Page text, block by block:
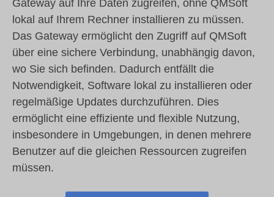
Gateway auf Ihre Daten zugreifen, ohne QMSoft
lokal auf Ihrem Rechner installieren zu müssen.
Das Gateway ermöglicht den Zugriff auf QMSoft
über eine sichere Verbindung, unabhängig davon,
wo Sie sich befinden. Dadurch entfällt die
Notwendigkeit, Software lokal zu installieren oder
regelmäßige Updates durchzuführen. Dies
ermöglicht eine effiziente und flexible Nutzung,
insbesondere in Umgebungen, in denen mehrere
Benutzer auf die gleichen Ressourcen zugreifen
müssen.